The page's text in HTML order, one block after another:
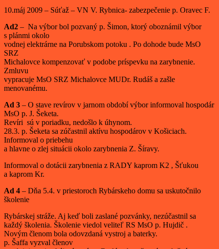
10.máj 2009 – Súťaž – VN V. Rybnica- zabezpečenie p. Oravec F.
Ad2 – Na výbor bol pozvaný p. Šimon, ktorý oboznámil výbor
s plánmi okolo
vodnej elektrárne na Porubskom potoku . Po dohode bude MsO
SRZ
Michalovce kompenzovať v podobe príspevku na zarybnenie.
Zmluvu
vypracuje MsO SRZ Michalovce MUDr. Rudáš a zašle
menovanému.
Ad 3 – O stave revírov v jarnom období výbor informoval hospodár
MsO p. J. Šeketa.
Revíri sú v poriadku, nedošlo k úhynom.
28.3. p. Šeketa sa zúčastnil aktívu hospodárov v Košiciach.
Informoval o priebehu
a hlavne o zlej situácii okolo zarybnenia Z. Šíravy.
Informoval o dotácii zarybnenia z RADY kaprom K2 , Šťukou
a kaprom Kr.
Ad 4 – Dňa 5.4. v priestoroch Rybárskeho domu sa uskutočnilo
školenie
Rybárskej stráže. Aj keď boli zaslané pozvánky, nezúčastnil sa
každý školenia. Školenie viedol veliteľ RS MsO p. Hujdič .
Novým členom bola odovzdaná vystroj a baterky.
p. Šaffa vyzval členov